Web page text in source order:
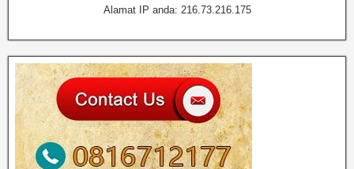
Alamat IP anda: 216.73.216.175